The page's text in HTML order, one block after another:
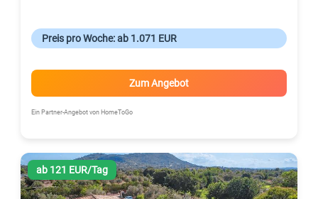
Preis pro Woche: ab 1.071 EUR
Zum Angebot
Ein Partner-Angebot von HomeToGo
ab 121 EUR/Tag